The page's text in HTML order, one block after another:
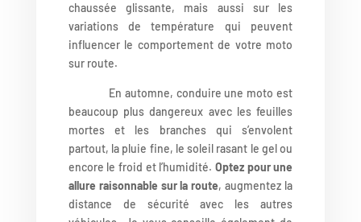
chaussée glissante, mais aussi sur les
variations de température qui peuvent
influencer le comportement de votre moto
sur route.
En automne, conduire une moto est
beaucoup plus dangereux avec les feuilles
mortes et les branches qui s’envolent
partout, la pluie fine, le soleil rasant le gel ou
encore le froid et l’humidité. Optez pour une
allure raisonnable sur la route, augmentez la
distance de sécurité avec les autres